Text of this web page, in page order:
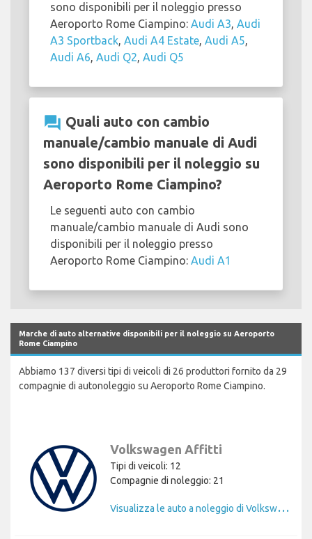
sono disponibili per il noleggio presso
Aeroporto Rome Ciampino: Audi A3, Audi
A3 Sportback, Audi A4 Estate, Audi A5,
Audi A6, Audi Q2, Audi Q5
question_answer Quali auto con cambio
manuale/cambio manuale di Audi
sono disponibili per il noleggio su
Aeroporto Rome Ciampino?
Le seguenti auto con cambio
manuale/cambio manuale di Audi sono
disponibili per il noleggio presso
Aeroporto Rome Ciampino: Audi A1
Marche di auto alternative disponibili per il noleggio su Aeroporto
Rome Ciampino
Abbiamo 137 diversi tipi di veicoli di 26 produttori fornito da 29
compagnie di autonoleggio su Aeroporto Rome Ciampino.
Volkswagen Affitti
Tipi di veicoli: 12
Compagnie di noleggio: 21
V
isualizza le auto a noleggio di Volkswagen